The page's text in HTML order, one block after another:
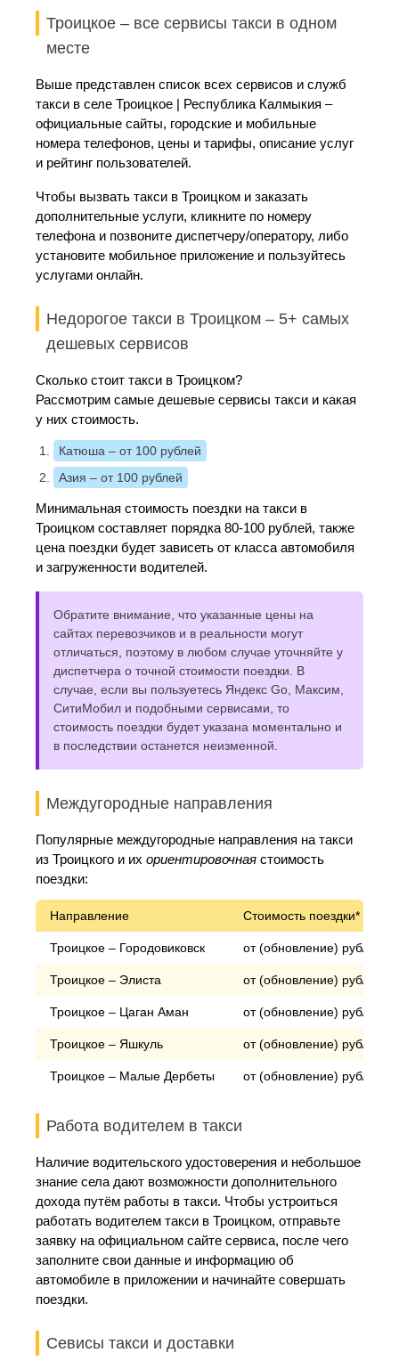
Троицкое – все сервисы такси в одном
месте
Выше представлен список всех сервисов и служб
такси в селе Троицкое | Республика Калмыкия –
официальные сайты, городские и мобильные
номера телефонов, цены и тарифы, описание услуг
и рейтинг пользователей.
Чтобы вызвать такси в Троицком и заказать
дополнительные услуги, кликните по номеру
телефона и позвоните диспетчеру/оператору, либо
установите мобильное приложение и пользуйтесь
услугами онлайн.
Недорогое такси в Троицком – 5+ самых
дешевых сервисов
Сколько стоит такси в Троицком?
Рассмотрим самые дешевые сервисы такси и какая
у них стоимость.
Катюша – от 100 рублей
Азия – от 100 рублей
Минимальная стоимость поездки на такси в
Троицком составляет порядка 80-100 рублей, также
цена поездки будет зависеть от класса автомобиля
и загруженности водителей.
Обратите внимание, что указанные цены на
сайтах перевозчиков и в реальности могут
отличаться, поэтому в любом случае уточняйте у
диспетчера о точной стоимости поездки. В
случае, если вы пользуетесь Яндекс Go, Максим,
СитиМобил и подобными сервисами, то
стоимость поездки будет указана моментально и
в последствии останется неизменной.
Междугородные направления
Популярные междугородные направления на такси
из Троицкого и их ориентировочная стоимость
поездки:
Направление Стоимость поездки*
Троицкое – Городовиковск от (обновление) рублей
Троицкое – Элиста от (обновление) рублей
Троицкое – Цаган Аман от (обновление) рублей
Троицкое – Яшкуль от (обновление) рублей
Троицкое – Малые Дербеты от (обновление) рублей
Работа водителем в такси
Наличие водительского удостоверения и небольшое
знание села дают возможности дополнительного
дохода путём работы в такси. Чтобы устроиться
работать водителем такси в Троицком, отправьте
заявку на официальном сайте сервиса, после чего
заполните свои данные и информацию об
автомобиле в приложении и начинайте совершать
поездки.
Севисы такси и доставки